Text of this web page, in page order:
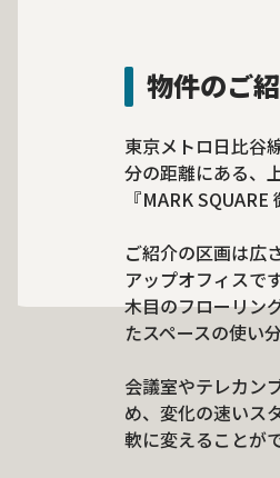
物件のご
東京メトロ日比谷
分の距離にある、
『MARK SQUARE
ご紹介の区画は広
アップオフィスで
木目のフローリン
たスペースの使い
会議室やテレカン
め、変化の速いス
軟に変えることが